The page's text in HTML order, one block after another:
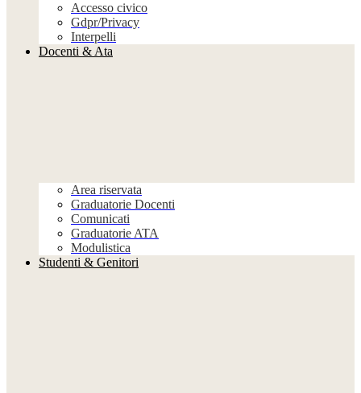
Accesso civico
Gdpr/Privacy
Interpelli
Docenti & Ata
Area riservata
Graduatorie Docenti
Comunicati
Graduatorie ATA
Modulistica
Studenti & Genitori